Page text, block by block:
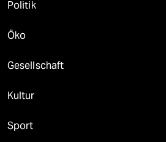
Politik
Öko
Gesellschaft
Kultur
Sport